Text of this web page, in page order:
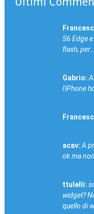
S6 Edge
flash, per…
Gabrio:
l'iPhone
acav: A
ok ma
ttulelli:
widget?
quello di